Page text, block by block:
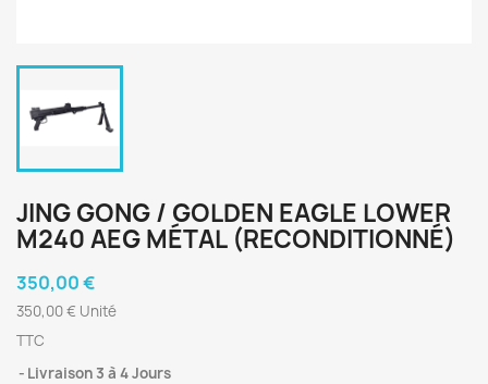
JING GONG / GOLDEN EAGLE LOWER
M240 AEG MÉTAL (RECONDITIONNÉ)
350,00 €
350,00 € Unité
TTC
Livraison 3 à 4 Jours